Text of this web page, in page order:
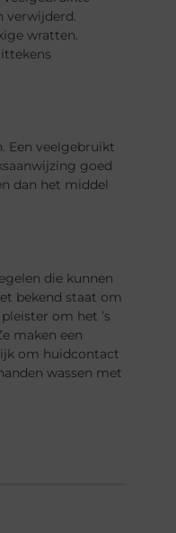
verwijderd.
wratten.
Een veelgebruikt
goed
dan het middel
die kunnen
bekend staat om
om het ’s
maken een
om huidcontact
wassen met